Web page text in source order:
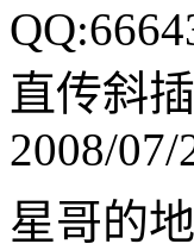
直传斜插
2008/07/
星哥的